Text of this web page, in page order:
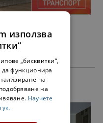
лв.
използва
„бисквитки“,
да функционира
на
на
Научете